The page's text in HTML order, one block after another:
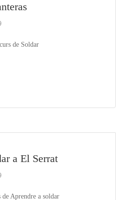
de Soldar
a El Serrat
Aprendre a soldar